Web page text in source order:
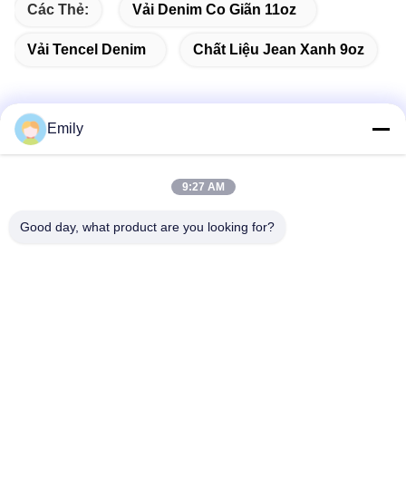
Các Thẻ: Vải Denim Co Giãn 11oz
Vải Tencel Denim Chất Liệu Jean Xanh 9oz
Khu công nghiệp Gaohai, Jinsha, Danzao Town, Nanhai
Emily
9:27 AM
Good day, what product are you looking for?